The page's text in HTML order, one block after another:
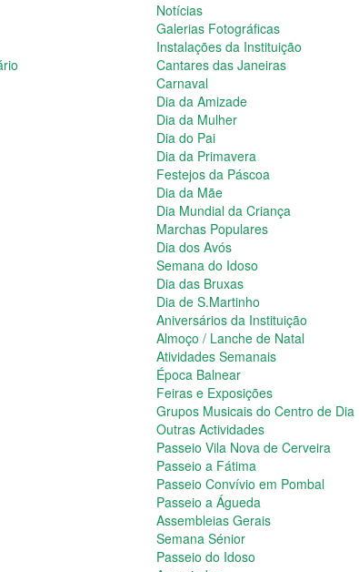
Notícias
Galerias Fotográficas
Instalações da Instituição
Cantares das Janeiras
Carnaval
Dia da Amizade
Dia da Mulher
Dia do Pai
Dia da Primavera
Festejos da Páscoa
Dia da Mãe
Dia Mundial da Criança
Marchas Populares
Dia dos Avós
Semana do Idoso
Dia das Bruxas
Dia de S.Martinho
Aniversários da Instituição
Almoço / Lanche de Natal
Atividades Semanais
Época Balnear
Feiras e Exposições
Grupos Musicais do Centro de Dia
Outras Actividades
Passeio Vila Nova de Cerveira
Passeio a Fátima
Passeio Convívio em Pombal
Passeio a Águeda
Assembleias Gerais
Semana Sénior
Passeio do Idoso